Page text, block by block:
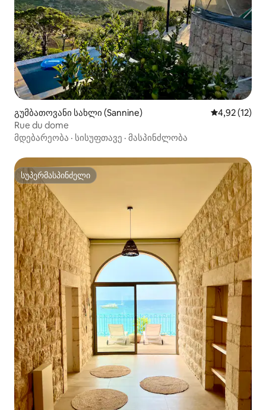
გუმბათოვანი სახლი (Sannine) საშუალო
4,92 (12)
Rue du dome
მდებარეობა · სისუფთავე · მასპინძლობა
სუპერმასპინძელი
სუპერმასპინძელი